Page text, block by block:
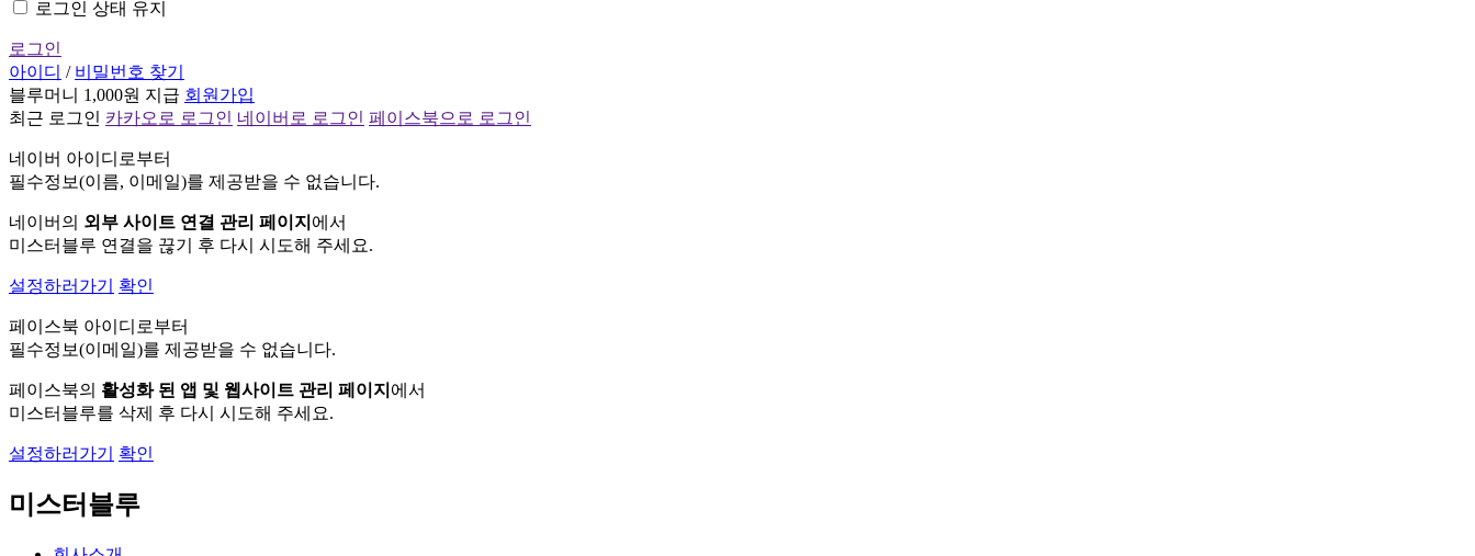
로그인 상태 유지
로그인
아이디 / 비밀번호 찾기
블루머니 1,000원 지급 회원가입
최근 로그인 카카오로 로그인 네이버로 로그인 페이스북으로 로그인
네이버 아이디로부터
필수정보(이름, 이메일)를 제공받을 수 없습니다.
네이버의 외부 사이트 연결 관리 페이지 에서
미스터블루 연결을 끊기 후 다시 시도해 주세요.
설정하러가기 확인
페이스북 아이디로부터
필수정보(이메일)를 제공받을 수 없습니다.
페이스북의 활성화 된 앱 및 웹사이트 관리 페이지 에서
미스터블루를 삭제 후 다시 시도해 주세요.
설정하러가기 확인
미스터블루